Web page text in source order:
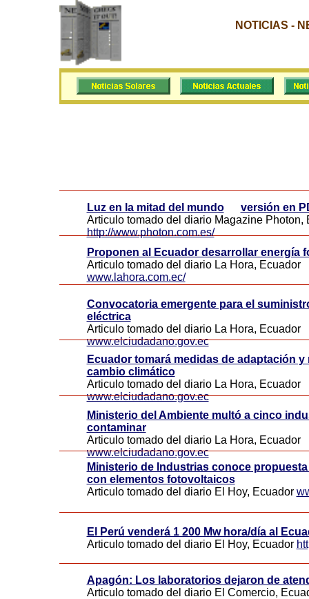
NOTICIAS -
Ministerio del Ambiente multó a cinco
contaminar
Articulo tomado del diario La Hora, Ecuador
www.elciudadano.gov.ec
Proponen al Ecuador desarrollar energía
Articulo tomado del diario La Hora, Ecuador
www.lahora.com.ec/
Ecuador tomará medidas de adaptación y
cambio climático
Articulo tomado del diario La Hora, Ecuador
www.elciudadano.gov.ec
Convocatoria emergente para el
eléctrica
Articulo tomado del diario La Hora, Ecuador
www.elciudadano.gov.ec
Apagón: Los laboratorios dejaron de
Articulo tomado del diario El Comercio,
Ministerio de Industrias conoce
con elementos fotovoltaicos
Articulo tomado del diario El Hoy, Ecuador
El Perú venderá 1 200 Mw hora/día al
Articulo tomado del diario El Hoy, Ecuador
Luz en la mitad del mundo
versión en
Articulo tomado del diario Magazine Photon,
http://www.photon.com.es/